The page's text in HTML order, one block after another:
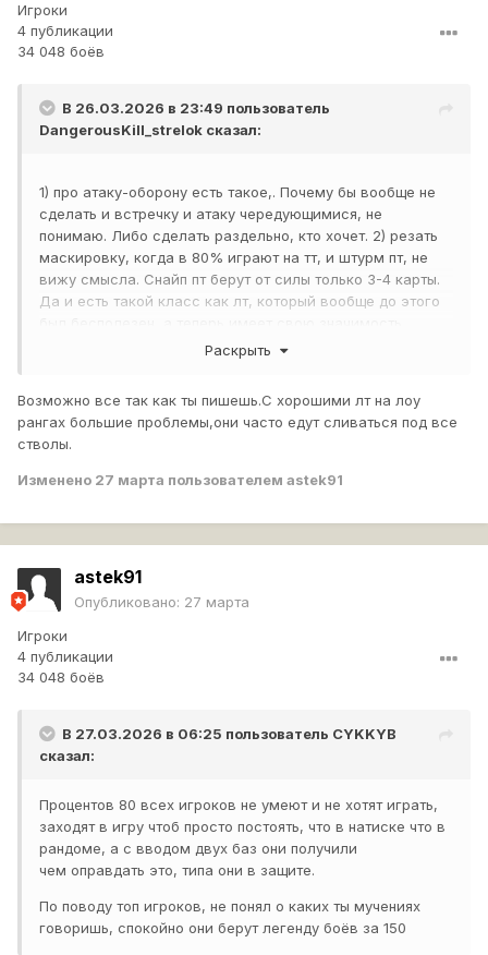
Игроки
4 публикации
34 048 боёв
В 26.03.2026 в 23:49 пользователь
DangerousKill_strelok сказал:
1) про атаку-оборону есть такое,. Почему бы вообще не
сделать и встречку и атаку чередующимися, не
понимаю. Либо сделать раздельно, кто хочет. 2) резать
маскировку, когда в 80% играют на тт, и штурм пт, не
вижу смысла. Снайп пт берут от силы только 3-4 карты.
Да и есть такой класс как лт, который вообще до этого
3)скажу по секрету, дымы контрятся хорошим лт с
фан режимом никогда не был. О был либо как рандом ,
или как сейчас, где кстати командная работа имеет
важность
Раскрыть
Возможно все так как ты пишешь.С хорошими лт на лоу
рангах большие проблемы,они часто едут сливаться под все
стволы.
Изменено 27 марта пользователем astek91
astek91
Опубликовано: 27 марта
Игроки
4 публикации
34 048 боёв
В 27.03.2026 в 06:25 пользователь CYKKYB
сказал:
Процентов 80 всех игроков не умеют и не хотят играть,
заходят в игру чтоб просто постоять, что в натиске что в
рандоме, а с вводом двух баз они получили
чем оправдать это, типа они в защите.
По поводу топ игроков, не понял о каких ты мучениях
говоришь, спокойно они берут легенду боёв за 150